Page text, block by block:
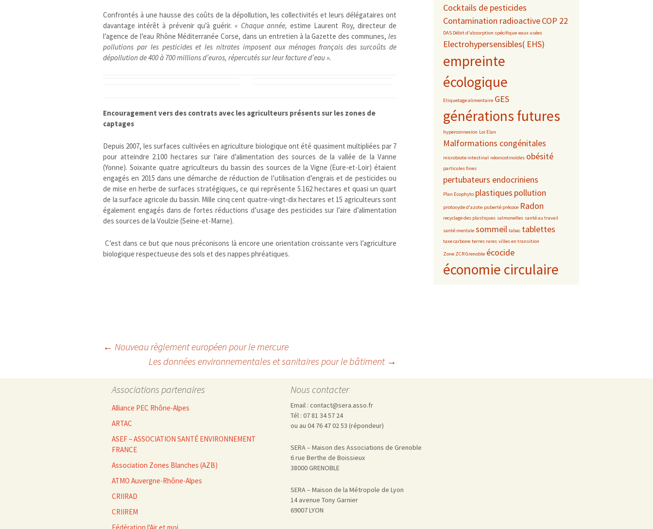
nanotechnologies
Transports
Vie sociale
Confrontés à une hausse des coûts de la dépollution, les collectivités et leurs délégataires ont
davantage intérêt à prévenir qu’à guérir.« Chaque année, estime Laurent Roy, directeur de
l’agence de l’eau Rhône Méditerranée Corse, dans un entretien à la Gazette des communes, les
pollutions par les pesticides et les nitrates imposent aux ménages français des surcoûts de
dépollution de 400 à 700 millions d’euros, répercutés sur leur facture d’eau ».
Encouragement vers des contrats avec les agriculteurs présents sur les zones de
captages
Depuis 2007, les surfaces cultivées en agriculture biologique ont été quasiment multipliées par 7
pour atteindre 2.100 hectares sur l’aire d’alimentation des sources de la vallée de la Vanne
(Yonne). Soixante quatre agriculteurs du bassin des sources de la Vigne (Eure-et-Loir) étaient
engagés en 2015 dans une démarche de réduction de l’utilisation d’engrais et de pesticides ou
de mise en herbe de surfaces stratégiques, ce qui représente 5.162 hectares et quasi un quart
de la surface agricole du bassin. Mille cinq cent quatre-vingt-dix hectares et 15 agriculteurs sont
également engagés dans de fortes réductions d’usage des pesticides sur l’aire d’alimentation
des sources de la Voulzie (Seine-et-Marne).
C’est dans ce but que nous préconisons là encore une orientation croissante vers l’agriculture
biologique respectueuse des sols et des nappes phréatiques.
Navigation
des
← Nouveau règlement européen pour le mercure
Les données environnementales et sanitaires pour le bâtiment →
Cocktails de pesticides
Contamination radioactiveCOP 22
DAS Débit d'absorption spécifique eaux usées
Electrohypersensibles( EHS)
empreinte
écologique
Etiquetage alimentaire GES
générations futures
hyperconnexion Loi Elan
Malformations congénitales
microbiote intestinal néonicotinoïdes obésité
particules fines
pertubateurs endocriniens
Plan Ecophyto plastiques pollution
protoxyde d'azote puberté précoce Radon
recyclage des plastiques salmonelles santé au travail
santé mentale sommeil tabac tablettes
taxe carbone terres rares villes en transition
Zone ZCR Grenoble écocide
économie circulaire
Associations partenaires
Alliance PEC Rhône-Alpes
ARTAC
ASEF – ASSOCIATION SANTÉ ENVIRONNEMENT
FRANCE
Association Zones Blanches (AZB)
ATMO Auvergne-Rhône-Alpes
CRIIRAD
CRIIREM
Nous contacter
Email : contact@sera.asso.fr
Tél : 07 81 34 57 24
ou au 04 76 47 02 53 (répondeur)
SERA – Maison des Associations de Grenoble
6 rue Berthe de Boissieux
38000 GRENOBLE
SERA – Maison de la Métropole de Lyon
14 avenue Tony Garnier
69007 LYON